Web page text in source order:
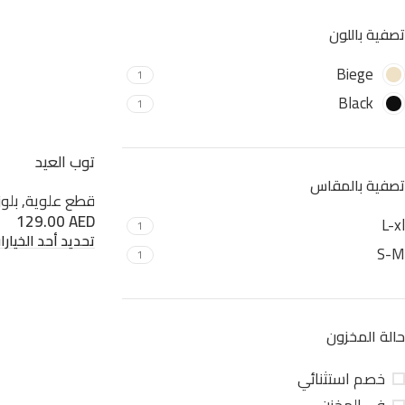
تصفية باللون
Biege
1
Black
1
تصفية بالمقاس
L-xl
1
S-M
1
حالة المخزون
خصم استثنائي
توب العيد
قطع علوية,
129.00AED
تحديد أحد